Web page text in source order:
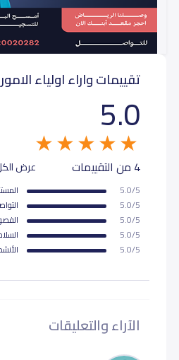
تقييمات واراء اولياء الامور
5.0
4 من التقييمات عرض
5.0/5
5.0/5
5.0/5
5.0/5
5.0/5
الآراء والتعليقات